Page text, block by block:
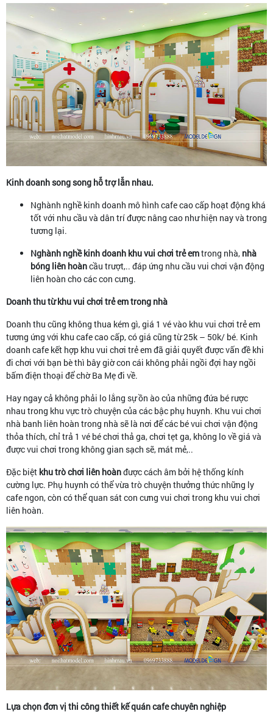
Kinh doanh song song hỗ trợ lẫn nhau.
Nghành nghề kinh doanh mô hình cafe cao cấp hoạt động khá
tốt với nhu cầu và dân trí được nâng cao như hiện nay và trong
tương lại.
Nghành nghề kinh doanh khu vui chơi trẻ emtrong nhà, nhà
bóng liên hoàncầu trượt,.. đáp ứng nhu cầu vui chơi vận động
liên hoàn cho các con cưng.
Doanh thu từ khu vui chơi trẻ em trong nhà
Doanh thu cũng không thua kém gì, giá 1 vé vào khu vui chơi trẻ em
tương ứng với khu cafe cao cấp, có giá cũng từ 25k – 50k/ bé. Kinh
doanh cafe kết hợp khu vui chơi trẻ em đã giải quyết được vấn đề khi
đi chơi với bạn bè thì bây giờ con cái không phải ngồi đợi hay ngồi
bấm điện thoại để chờ Ba Mẹ đi về.
Hay ngay cả không phải lo lắng sự ồn ào của những đứa bé rược
nhau trong khu vực trò chuyện của các bậc phụ huynh. Khu vui chơi
nhà banh liên hoàn trong nhà sẽ là nơi để các bé vui chơi vận động
thỏa thích, chỉ trả 1 vé bé chơi thả ga, chơi tẹt ga, không lo về giá và
được vui chơi trong không gian sạch sẽ, mát mẻ,..
Đặc biệt khu trò chơi liên hoànđược cách âm bởi hệ thống kính
cường lực. Phụ huynh có thể vừa trò chuyện thưởng thức những ly
cafe ngon, còn có thể quan sát con cưng vui chơi trong khu vui chơi
liên hoàn.
Lựa chọn đơn vị thi công thiết kế quán cafe chuyên nghiệp